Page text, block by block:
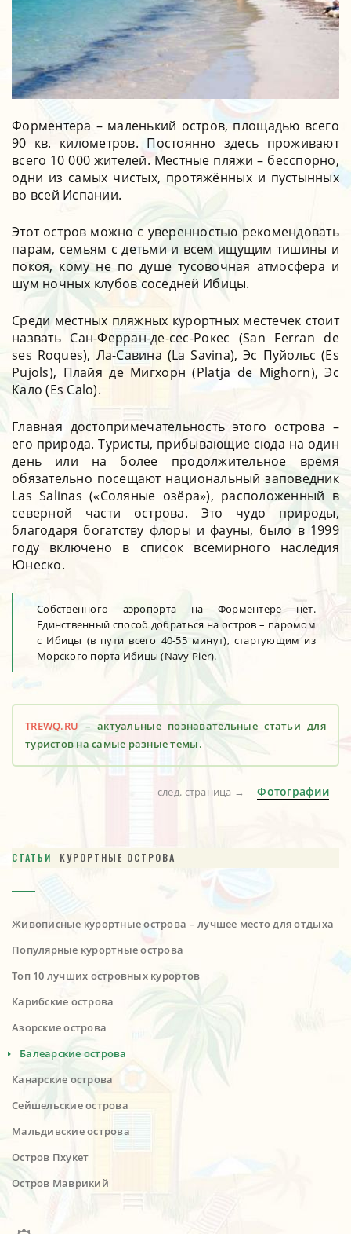
Форментера – маленький остров, площадью всего
90 кв. километров. Постоянно здесь проживают
всего 10 000 жителей. Местные пляжи – бесспорно,
одни из самых чистых, протяжённых и пустынных
во всей Испании.
Этот остров можно с уверенностью рекомендовать
парам, семьям с детьми и всем ищущим тишины и
покоя, кому не по душе тусовочная атмосфера и
шум ночных клубов соседней Ибицы.
Среди местных пляжных курортных местечек стоит
назвать Сан-Ферран-де-сес-Рокес (San Ferran de
ses Roques), Ла-Савина (La Savina), Эс Пуйольс (Es
Pujols), Плайя де Мигхорн (Platja de Mighorn), Эс
Кало (Es Calo).
Главная достопримечательность этого острова –
его природа. Туристы, прибывающие сюда на один
день или на более продолжительное время
обязательно посещают национальный заповедник
Las Salinas («Соляные озёра»), расположенный в
северной части острова. Это чудо природы,
благодаря богатству флоры и фауны, было в 1999
году включено в список всемирного наследия
Юнеско.
Собственного аэропорта на Форментере нет.
Единственный способ добраться на остров – паромом
с Ибицы (в пути всего 40-55 минут), стартующим из
Морского порта Ибицы (Navy Pier).
TREWQ.RU – актуальные познавательные статьи для
туристов на самые разные темы.
след. страница → Фотографии
СТАТЬИ КУРОРТНЫЕ ОСТРОВА
Живописные курортные острова – лучшее место для отдыха
Популярные курортные острова
Топ 10 лучших островных курортов
Карибские острова
Азорские острова
Балеарские острова
Канарские острова
Сейшельские острова
Мальдивские острова
Остров Пхукет
Остров Маврикий